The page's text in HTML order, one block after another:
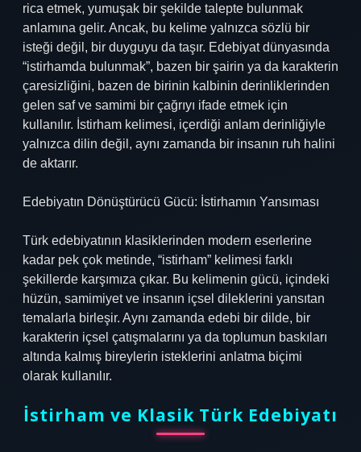
rica etmek, yumuşak bir şekilde talepte bulunmak
anlamına gelir. Ancak, bu kelime yalnızca sözlü bir
isteği değil, bir duyguyu da taşır. Edebiyat dünyasında
“istirhamda bulunmak”, bazen bir şairin ya da karakterin
çaresizliğini, bazen de birinin kalbinin derinliklerinden
gelen saf ve samimi bir çağrıyı ifade etmek için
kullanılır. İstirham kelimesi, içerdiği anlam derinliğiyle
yalnızca dilin değil, aynı zamanda bir insanın ruh halini
de aktarır.
Edebiyatın Dönüştürücü Gücü: İstirhamın Yansıması
Türk edebiyatının klasiklerinden modern eserlerine
kadar pek çok metinde, “istirham” kelimesi farklı
şekillerde karşımıza çıkar. Bu kelimenin gücü, içindeki
hüzün, samimiyet ve insanın içsel dileklerini yansıtan
temalarla birleşir. Aynı zamanda edebi bir dilde, bir
karakterin içsel çatışmalarını ya da toplumun baskıları
altında kalmış bireylerin isteklerini anlatma biçimi
olarak kullanılır.
İstirham ve Klasik Türk Edebiyatı